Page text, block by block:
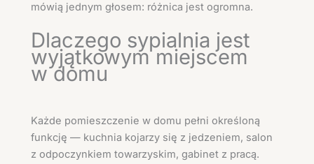
mówią jednym głosem: różnica jest ogromna.
Dlaczego sypialnia jest
wyjątkowym miejscem
w domu
Każde pomieszczenie w domu pełni określoną
funkcję — kuchnia kojarzy się z jedzeniem, salon
z odpoczynkiem towarzyskim, gabinet z pracą.